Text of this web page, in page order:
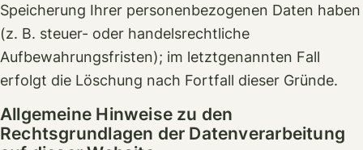
Speicherung Ihrer personenbezogenen Daten haben
(z. B. steuer- oder handelsrechtliche
Aufbewahrungsfristen); im letztgenannten Fall
erfolgt die Löschung nach Fortfall dieser Gründe.
Allgemeine Hinweise zu den
Rechtsgrundlagen der Datenverarbeitung